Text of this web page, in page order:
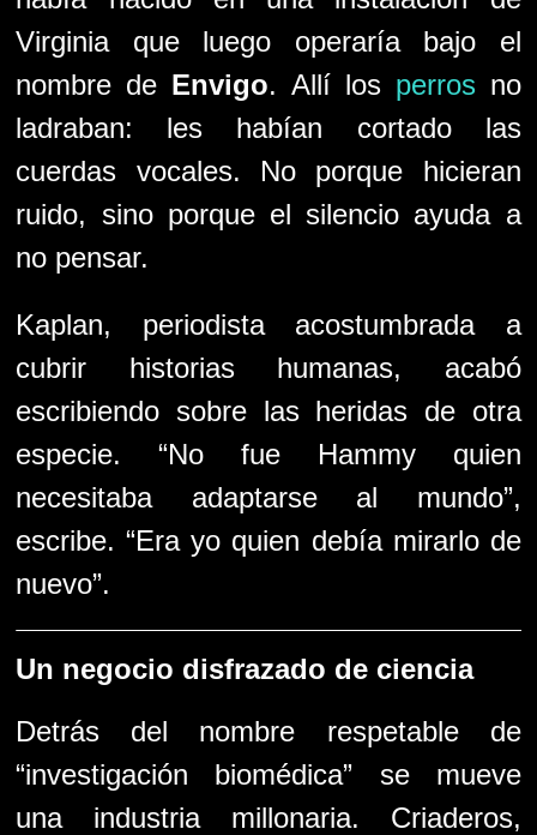
Virginia que luego operaría bajo el
nombre de Envigo. Allí los perros no
ladraban: les habían cortado las
cuerdas vocales. No porque hicieran
ruido, sino porque el silencio ayuda a
no pensar.
Kaplan, periodista acostumbrada a
cubrir historias humanas, acabó
escribiendo sobre las heridas de otra
especie. “No fue Hammy quien
necesitaba adaptarse al mundo”,
escribe. “Era yo quien debía mirarlo de
nuevo”.
Un negocio disfrazado de ciencia
Detrás del nombre respetable de
“investigación biomédica” se mueve
una industria millonaria. Criaderos,